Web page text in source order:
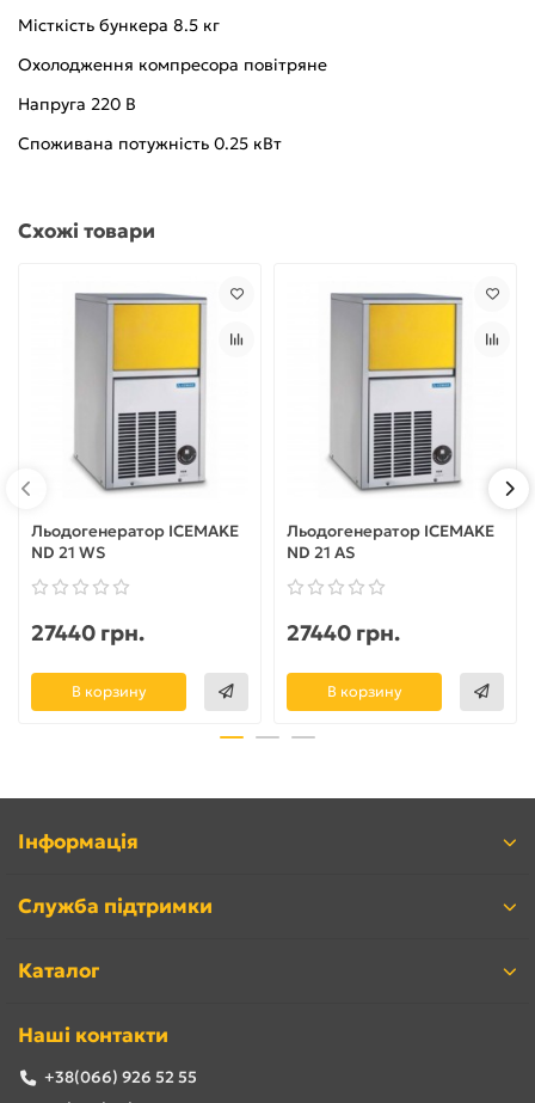
Місткість бункера 8.5 кг
Охолодження компресора повітряне
Напруга 220 В
Споживана потужність 0.25 кВт
Схожі товари
Льодогенератор ICEMAKE
ND 21 WS
27440 грн.
В корзину
Льодогенератор ICEMAKE
ND 21 AS
27440 грн.
В корзину
Інформація
Служба підтримки
Каталог
Наші контакти
+38(066) 926 52 55